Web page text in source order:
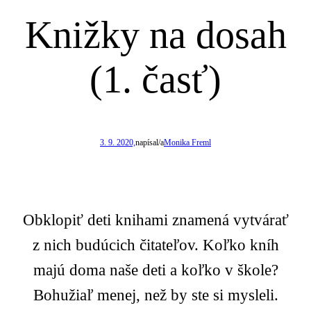
Knižky na dosah
(1. časť)
3. 9. 2020,napísal/aMonika Freml
Obklopiť deti knihami znamená vytvárať
z nich budúcich čitateľov. Koľko kníh
majú doma naše deti a koľko v škole?
Bohužiaľ menej, než by ste si mysleli.